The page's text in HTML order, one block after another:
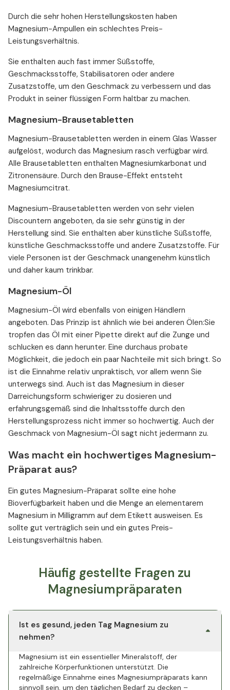
Durch die sehr hohen Herstellungskosten haben
Magnesium-Ampullen ein schlechtes Preis-
Leistungsverhältnis.
Sie enthalten auch fast immer Süßstoffe,
Geschmacksstoffe, Stabilisatoren oder andere
Zusatzstoffe, um den Geschmack zu verbessern und das
Produkt in seiner flüssigen Form haltbar zu machen.
Magnesium-Brausetabletten
Magnesium-Brausetabletten werden in einem Glas Wasser
aufgelöst, wodurch das Magnesium rasch verfügbar wird.
Alle Brausetabletten enthalten Magnesiumkarbonat und
Zitronensäure. Durch den Brause-Effekt entsteht
Magnesiumcitrat.
Magnesium-Brausetabletten werden von sehr vielen
Discountern angeboten, da sie sehr günstig in der
Herstellung sind. Sie enthalten aber künstliche Süßstoffe,
künstliche Geschmacksstoffe und andere Zusatzstoffe. Für
viele Personen ist der Geschmack unangenehm künstlich
und daher kaum trinkbar.
Magnesium-Öl
Magnesium-Öl wird ebenfalls von einigen Händlern
angeboten. Das Prinzip ist ähnlich wie bei anderen Ölen:Sie
tropfen das Öl mit einer Pipette direkt auf die Zunge und
schlucken es dann herunter. Eine durchaus probate
Möglichkeit, die jedoch ein paar Nachteile mit sich bringt. So
ist die Einnahme relativ unpraktisch, vor allem wenn Sie
unterwegs sind. Auch ist das Magnesium in dieser
Darreichungsform schwieriger zu dosieren und
erfahrungsgemäß sind die Inhaltsstoffe durch den
Herstellungsprozess nicht immer so hochwertig. Auch der
Geschmack von Magnesium-Öl sagt nicht jedermann zu.
Was macht ein hochwertiges Magnesium-
Präparat aus?
Ein gutes Magnesium-Präparat sollte eine hohe
Bioverfügbarkeit haben und die Menge an elementarem
Magnesium in Milligramm auf dem Etikett ausweisen. Es
sollte gut verträglich sein und ein gutes Preis-
Leistungsverhältnis haben.
Häufig gestellte Fragen zu
Magnesiumpräparaten
Ist es gesund, jeden Tag Magnesium zu
nehmen?
Magnesium ist ein essentieller Mineralstoff, der
zahlreiche Körperfunktionen unterstützt. Die
regelmäßige Einnahme eines Magnesiumpräparats kann
sinnvoll sein, um den täglichen Bedarf zu decken –